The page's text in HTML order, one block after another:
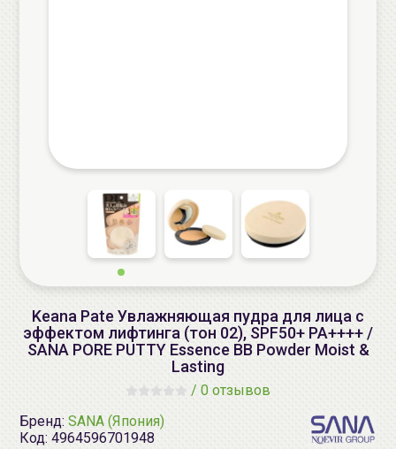
Keana Pate Увлажняющая пудра для лица с
эффектом лифтинга (тон 02), SPF50+ PA++++ /
SANA PORE PUTTY Essence BB Powder Moist &
Lasting
/ 0 отзывов
Бренд: SANA (Япония)
Код: 4964596701948